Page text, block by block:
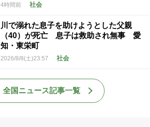
4時間前 社会
川で溺れた息子を助けようとした父親
（40）が死亡 息子は救助され無事 愛
知・東栄町
2026/8/8(土)23:57 社会
全国ニュース記事一覧